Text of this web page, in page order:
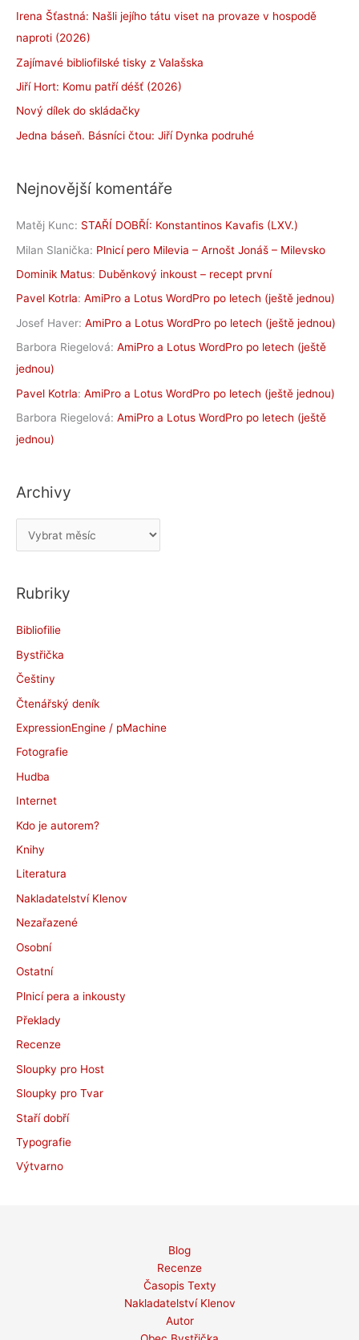
Irena Šťastná: Našli jejího tátu viset na provaze v hospodě
naproti (2026)
Zajímavé bibliofilské tisky z Valašska
Jiří Hort: Komu patří déšť (2026)
Nový dílek do skládačky
Jedna báseň. Básníci čtou: Jiří Dynka podruhé
Nejnovější komentáře
Matěj Kunc: STAŘÍ DOBŘÍ: Konstantinos Kavafis (LXV.)
Milan Slanička: Plnicí pero Milevia – Arnošt Jonáš – Milevsko
Dominik Matus: Duběnkový inkoust – recept první
Pavel Kotrla: AmiPro a Lotus WordPro po letech (ještě jednou)
Josef Haver: AmiPro a Lotus WordPro po letech (ještě jednou)
Barbora Riegelová: AmiPro a Lotus WordPro po letech (ještě
jednou)
Pavel Kotrla: AmiPro a Lotus WordPro po letech (ještě jednou)
Barbora Riegelová: AmiPro a Lotus WordPro po letech (ještě
jednou)
Archivy
r
h
v
y
Rubriky
Bibliofilie
Bystřička
Češtiny
Čtenářský deník
ExpressionEngine / pMachine
Fotografie
Hudba
Internet
Kdo je autorem?
Knihy
Literatura
Nakladatelství Klenov
Nezařazené
Osobní
Ostatní
Plnicí pera a inkousty
Překlady
Recenze
Sloupky pro Host
Sloupky pro Tvar
Staří dobří
Typografie
Výtvarno
Blog
Recenze
Časopis Texty
Nakladatelství Klenov
Autor